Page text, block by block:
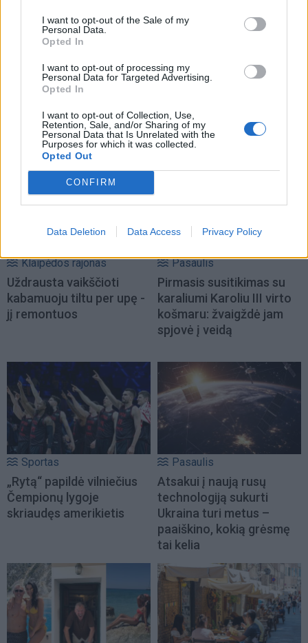
I want to opt-out of the Sale of my
Personal Data.
Opted In
I want to opt-out of processing my
Personal Data for Targeted Advertising.
Opted In
I want to opt-out of Collection, Use,
Retention, Sale, and/or Sharing of my
Personal Data that Is Unrelated with the
Purposes for which it was collected.
Opted Out
CONFIRM
Data Deletion Data Access Privacy Policy
NAUJI
Klaipėdos rajonas
Uždrausta vaikščioti
kabamuoju tiltu per upę -
jį remontuos
Pasaulis
Pirmasis susitikimas su
karaliumi Karoliu III virto
košmaru: žvaigždė jam
spjovė į veidą
Sportas
„Rytą“ papildė vilniečius
Čempionų lygoje
skriaudęs amerikietis
Pasaulis
Atsakui į naują rusų
technologiją sukurti
Ukraina turi metus –
paaiškino, kokią grėsmę
tai kelia